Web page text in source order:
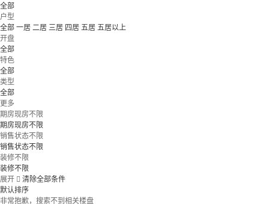
全部
户型
全部 一居 二居 三居 四居 五居 五居以上
开盘
全部
特色
全部
类型
全部
更多
期房现房不限
期房现房不限
销售状态不限
销售状态不限
装修不限
装修不限
展开  清除全部条件
默认排序
非常抱歉，搜索不到相关楼盘